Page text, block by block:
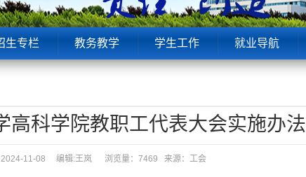
生专栏 教务教学 学生工作 就业导航
高科学院教职工代表大会实施办法
2024-11-08 编辑:王岚 浏览量：7469 来源：工会